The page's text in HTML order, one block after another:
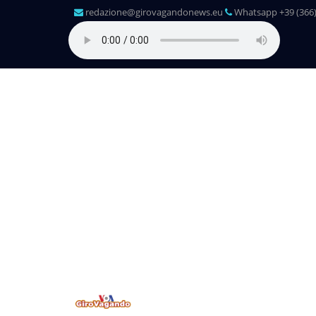
redazione@girovagandonews.eu Whatsapp +39